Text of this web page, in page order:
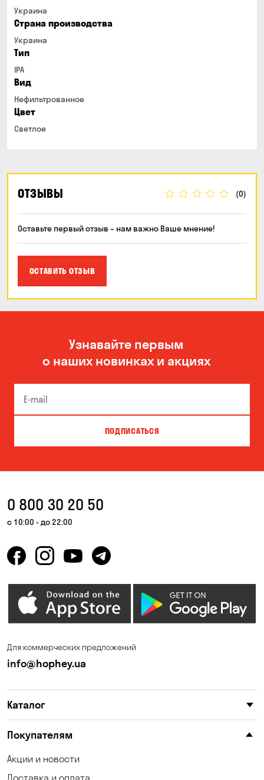
Украина
Страна производства
Украина
Тип
IPA
Вид
Нефильтрованное
Цвет
Светлое
ОТЗЫВЫ (0)
Оставьте первый отзыв – нам важно Ваше мнение!
ОСТАВИТЬ ОТЗЫВ
Узнавайте первым
о наших новинках и акциях
ПОДПИСАТЬСЯ
0 800 30 20 50
с 10:00 - до 22:00
Для коммерческих предложений
info@hophey.ua
Каталог
Покупателям
Акции и новости